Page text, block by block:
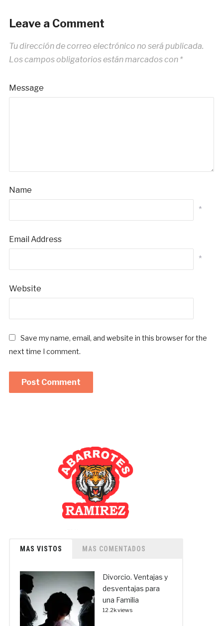
Leave a Comment
Tu dirección de correo electrónico no será publicada.
Los campos obligatorios están marcados con *
Message
Name
*
Email Address
*
Website
Save my name, email, and website in this browser for the
next time I comment.
MAS VISTOS MAS COMENTADOS
Divorcio. Ventajas y
desventajas para
una Familia
12.2k views